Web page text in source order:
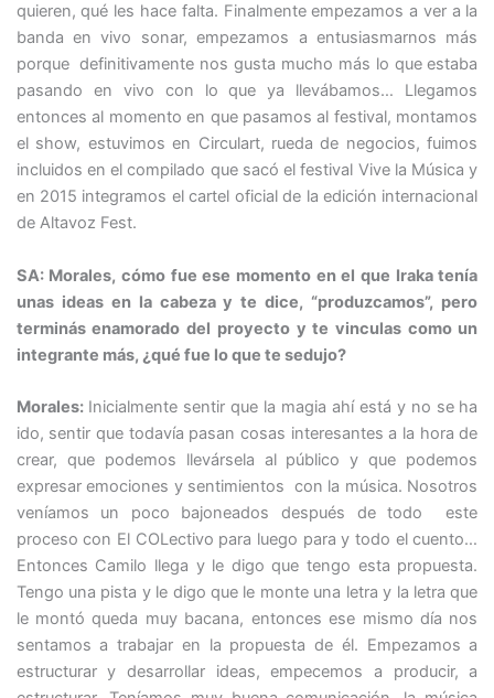
quieren, qué les hace falta. Finalmente empezamos a ver a la
banda en vivo sonar, empezamos a entusiasmarnos más
porque definitivamente nos gusta mucho más lo que estaba
pasando en vivo con lo que ya llevábamos… Llegamos
entonces al momento en que pasamos al festival, montamos
el show, estuvimos en Circulart, rueda de negocios, fuimos
incluidos en el compilado que sacó el festival Vive la Música y
en 2015 integramos el cartel oficial de la edición internacional
de Altavoz Fest.
SA: Morales, cómo fue ese momento en el que Iraka tenía
unas ideas en la cabeza y te dice, “produzcamos”, pero
terminás enamorado del proyecto y te vinculas como un
integrante más, ¿qué fue lo que te sedujo?
Morales:Inicialmente sentir que la magia ahí está y no se ha
ido, sentir que todavía pasan cosas interesantes a la hora de
crear, que podemos llevársela al público y que podemos
expresar emociones y sentimientos con la música. Nosotros
veníamos un poco bajoneados después de todo este
proceso con El COLectivo para luego para y todo el cuento…
Entonces Camilo llega y le digo que tengo esta propuesta.
Tengo una pista y le digo que le monte una letra y la letra que
le montó queda muy bacana, entonces ese mismo día nos
sentamos a trabajar en la propuesta de él. Empezamos a
estructurar y desarrollar ideas, empecemos a producir, a